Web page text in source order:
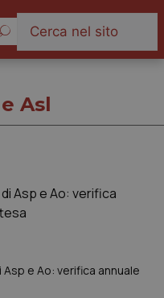
Asl
e Ao: verifica annuale